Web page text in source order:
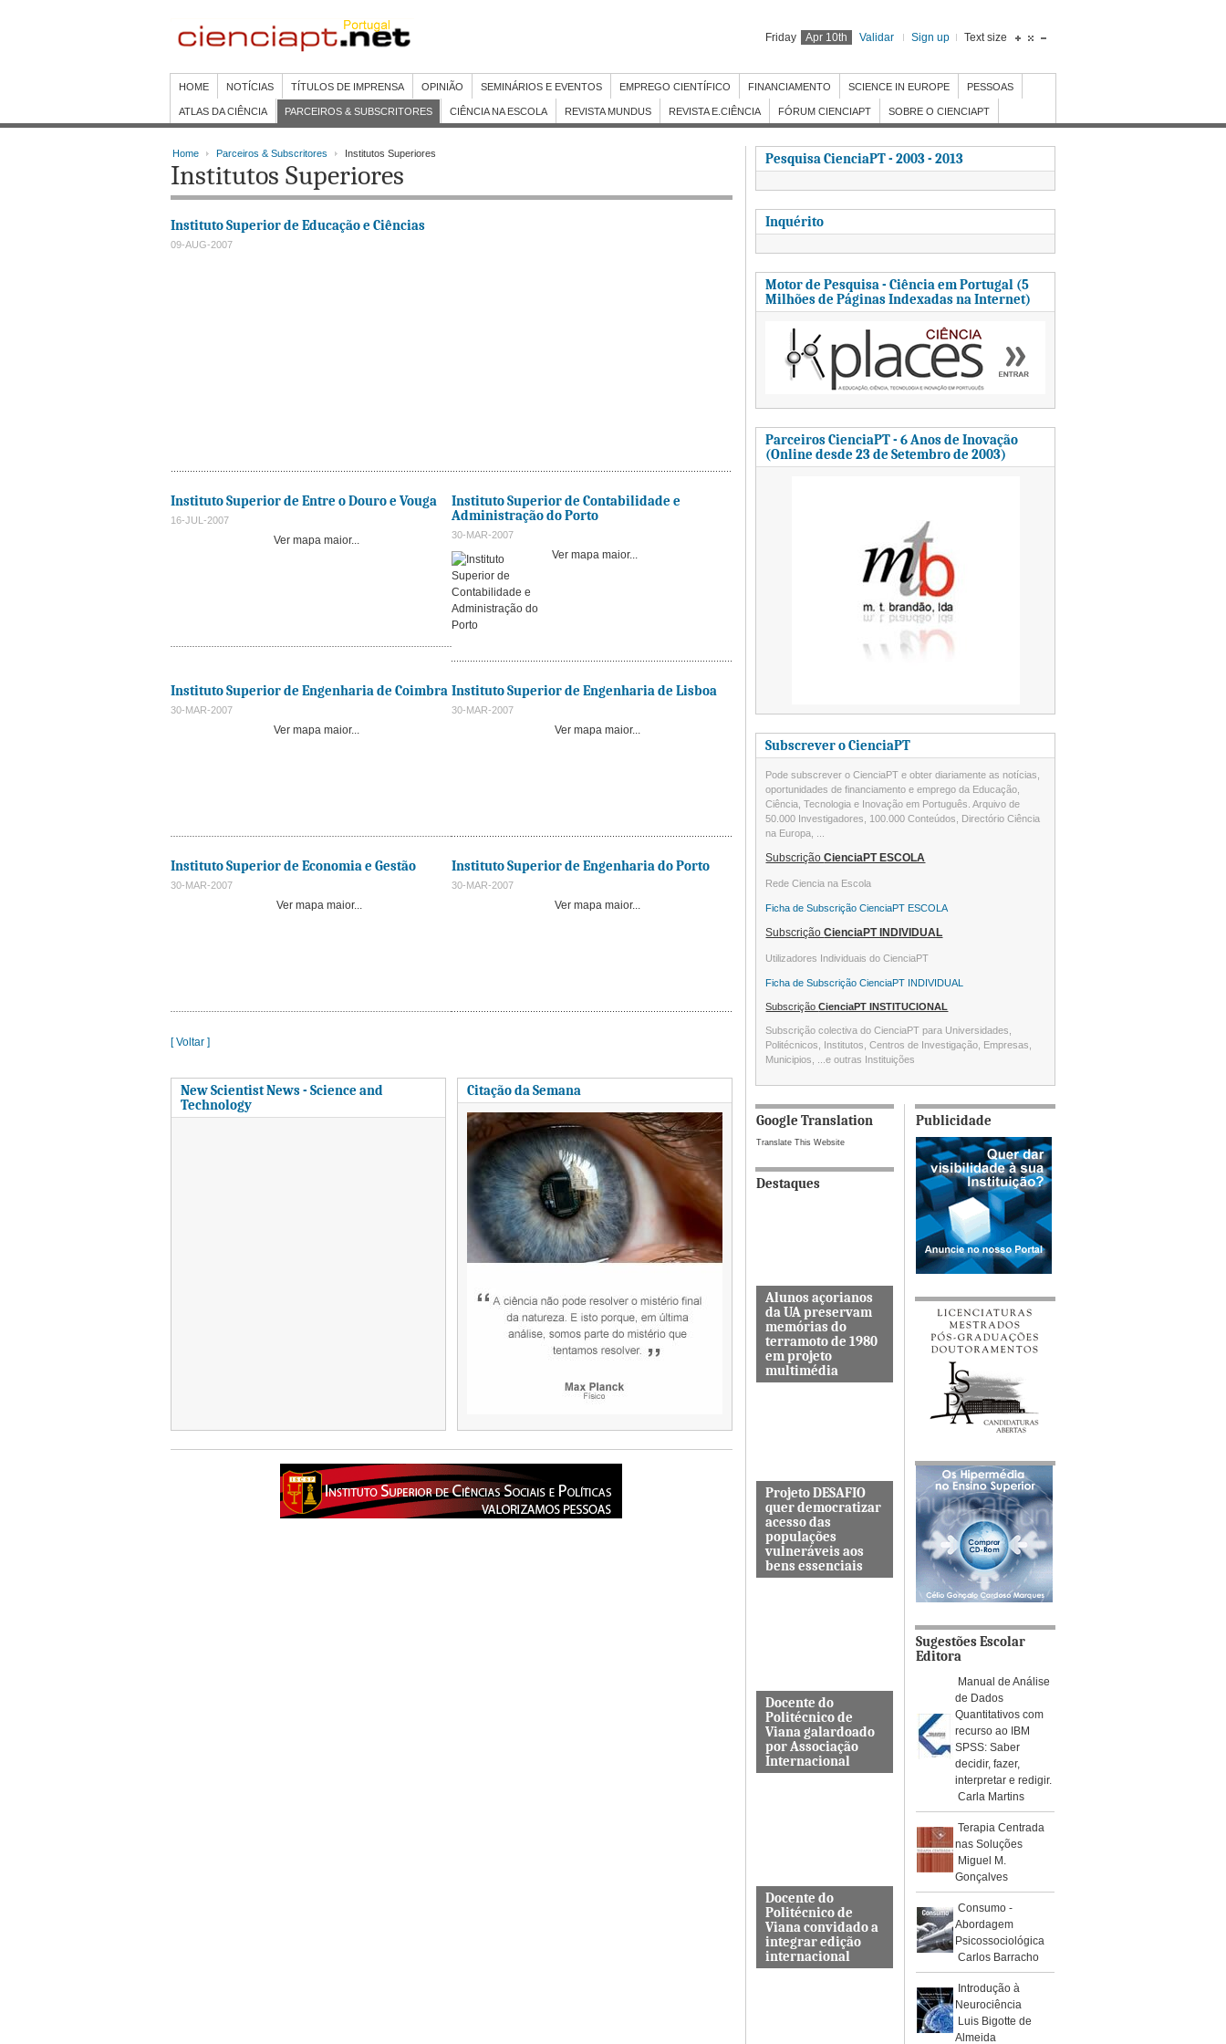
Friday Apr 10th Validar Sign up Text size
HOME NOTÍCIAS TÍTULOS DE IMPRENSA OPINIÃO SEMINÁRIOS E EVENTOS EMPREGO CIENTÍFICO FINANCIAMENTO SCIENCE IN EUROPE PESSOAS
ATLAS DA CIÊNCIA PARCEIROS & SUBSCRITORES CIÊNCIA NA ESCOLA REVISTA MUNDUS REVISTA E.CIÊNCIA FÓRUM CIENCIAPT SOBRE O CIENCIAPT
Home Parceiros & Subscritores Institutos Superiores
Institutos Superiores
Instituto Superior de Educação e Ciências
09-AUG-2007
Instituto Superior de Entre o Douro e Vouga
16-JUL-2007
Ver mapa maior...
Instituto Superior de Contabilidade e
Administração do Porto
30-MAR-2007
Ver mapa maior...
Instituto Superior de Engenharia de Coimbra
30-MAR-2007
Ver mapa maior...
Instituto Superior de Engenharia de Lisboa
30-MAR-2007
Ver mapa maior...
Instituto Superior de Economia e Gestão
30-MAR-2007
Ver mapa maior...
Instituto Superior de Engenharia do Porto
30-MAR-2007
Ver mapa maior...
[ Voltar ]
New Scientist News - Science and
Technology
Citação da Semana
Pesquisa CienciaPT - 2003 - 2013
Inquérito
Motor de Pesquisa - Ciência em Portugal (5
Milhões de Páginas Indexadas na Internet)
Parceiros CienciaPT - 6 Anos de Inovação
(Online desde 23 de Setembro de 2003)
Subscrever o CienciaPT
Pode subscrever o CienciaPT e obter diariamente as notícias,
oportunidades de financiamento e emprego da Educação,
Ciência, Tecnologia e Inovação em Português. Arquivo de
50.000 Investigadores, 100.000 Conteúdos, Directório Ciência
na Europa, ...
SubscriçãoCienciaPT ESCOLA
Rede Ciencia na Escola
Ficha de Subscrição CienciaPT ESCOLA
SubscriçãoCienciaPT INDIVIDUAL
Utilizadores Individuais do CienciaPT
Ficha de Subscrição CienciaPT INDIVIDUAL
SubscriçãoCienciaPT INSTITUCIONAL
Subscrição colectiva do CienciaPT para Universidades,
Politécnicos, Institutos, Centros de Investigação, Empresas,
Municipios, ...e outras Instituições
Google Translation
Translate This Website
Destaques
Alunos açorianos
da UA preservam
memórias do
terramoto de 1980
em projeto
multimédia
Projeto DESAFIO
quer democratizar
acesso das
populações
vulneráveis aos
bens essenciais
Docente do
Politécnico de
Viana galardoado
por Associação
Internacional
Docente do
Politécnico de
Viana convidado a
integrar edição
internacional
Publicidade
Sugestões Escolar
Editora
Manual de Análise
de Dados
Quantitativos com
recurso ao IBM
SPSS: Saber
decidir, fazer,
interpretar e redigir.
Carla Martins
Terapia Centrada
nas Soluções
Miguel M.
Gonçalves
Consumo -
Abordagem
Psicossociológica
Carlos Barracho
Introdução à
Neurociência
Luis Bigotte de
Almeida